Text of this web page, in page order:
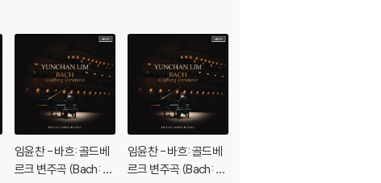
임윤찬 - 바흐: 골드베
르크 변주곡 (Bach: G
임윤찬 - 바흐: 골드베
르크 변주곡 (Bach: G